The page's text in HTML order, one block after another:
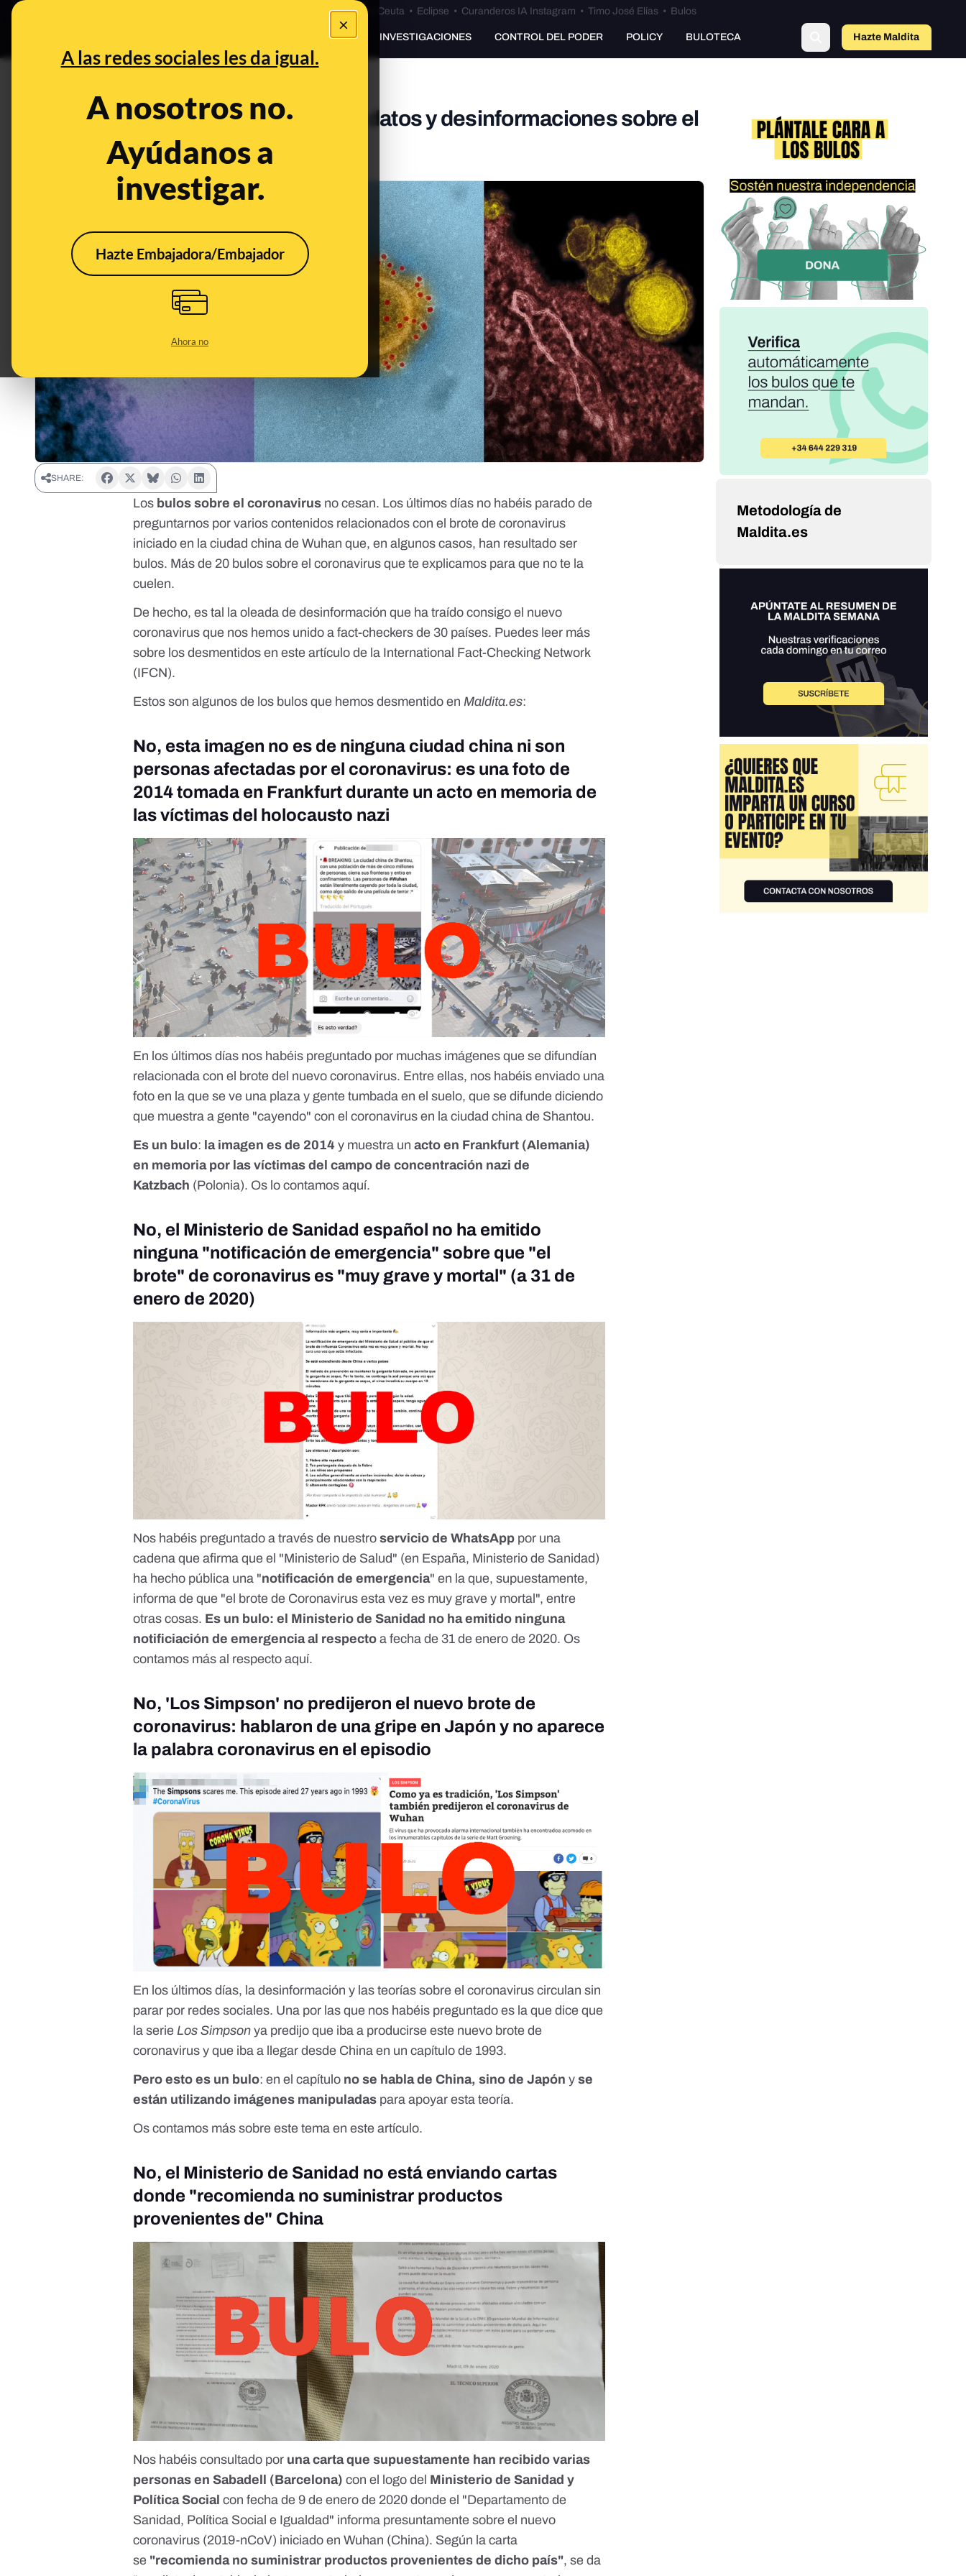
×
A las redes sociales les da igual.
A nosotros no.
Ayúdanos a
investigar.
Hazte Embajadora/Embajador
Ahora no
Especial Ceuta•Bulos Ceuta • Eclipse • Curanderos IA Instagram • Timo José Elías • Bulos
PREBUNKING INVESTIGACIONES CONTROL DEL PODER POLICY BULOTECA Hazte Maldito
Bulos sobre el coronavirus: mitos, datos y desinformaciones sobre el
actual brote de coronavirus
Feb 9, 2020, 9:13:00 AM
SHARE:
Los bulos sobre el coronavirus no cesan. Los últimos días no habéis parado de
preguntarnos por varios contenidos relacionados con el brote de coronavirus
iniciado en la ciudad china de Wuhan que, en algunos casos, han resultado ser
bulos. Más de 20 bulos sobre el coronavirus que te explicamos para que no te la
cuelen.
De hecho, es tal la oleada de desinformación que ha traído consigo el nuevo
coronavirus que nos hemos unido a fact-checkers de 30 países. Puedes leer más
sobre los desmentidosen este artículo de la International Fact-Checking Network
(IFCN).
Estos son algunos de los bulos que hemos desmentido enMaldita.es:
No, esta imagen no es de ninguna ciudad china ni son
personas afectadas por el coronavirus: es una foto de
2014 tomada en Frankfurt durante un acto en memoria de
las víctimas del holocausto nazi
En los últimos días nos habéis preguntado por muchas imágenes que se difundían
relacionada con el brote del nuevo coronavirus. Entre ellas, nos habéis enviado una
foto en la que se ve una plaza y gente tumbada en el suelo, que se difunde diciendo
que muestra a gente "cayendo" con el coronavirus en la ciudad china de Shantou.
Es un bulo: la imagen es de 2014 y muestra unacto en Frankfurt (Alemania)
en memoria por las víctimas del campo de concentración nazi de
Katzbach (Polonia). Os lo contamosaquí.
No, el Ministerio de Sanidad español no ha emitido
ninguna "notificación de emergencia" sobre que "el
brote" de coronavirus es "muy grave y mortal" (a 31 de
enero de 2020)
Nos habéis preguntado a través de nuestroservicio de WhatsApp por una
cadena que afirma que el "Ministerio de Salud" (en España, Ministerio de Sanidad)
ha hecho pública una "notificación de emergencia" en la que, supuestamente,
informa de que "el brote de Coronavirus esta vez es muy grave y mortal", entre
otras cosas. Es un bulo: el Ministerio de Sanidad no ha emitido ninguna
notificiación de emergencia al respecto a fecha de 31 de enero de 2020. Os
contamos más al respectoaquí.
No, 'Los Simpson' no predijeron el nuevo brote de
coronavirus: hablaron de una gripe en Japón y no aparece
la palabra coronavirus en el episodio
En los últimos días, la desinformación y las teorías sobre el coronavirus circulan sin
parar por redes sociales. Una por las que nos habéis preguntado es la que dice que
la serie Los Simpson ya predijo que iba a producirse este nuevo brote de
coronavirus y que iba a llegar desde China en un capítulo de 1993.
Pero esto es un bulo: en el capítulo no se habla de China, sino de Japón yse
están utilizando imágenes manipuladas para apoyar esta teoría.
Os contamos más sobre este tema eneste artículo.
No, el Ministerio de Sanidad no está enviando cartas
donde "recomienda no suministrar productos
provenientes de" China
Nos habéis consultado por una carta que supuestamente han recibido varias
personas en Sabadell (Barcelona) con el logo del Ministerio de Sanidad y
Política Socialcon fecha de 9 de enero de 2020 donde el "Departamento de
Sanidad, Política Social e Igualdad" informa presuntamente sobre el nuevo
coronavirus (2019-nCoV) iniciado en Wuhan (China). Según la carta
se "recomienda no suministrar productos provenientes de dicho país", se da
Metodología de
Maldita.es